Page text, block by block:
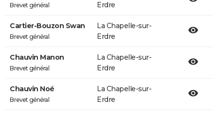
Brevet général
Erdre
Cartier-Bouzon Swan
Brevet général
La Chapelle-sur-
Erdre
Chauvin Manon
Brevet général
La Chapelle-sur-
Erdre
Chauvin Noé
Brevet général
La Chapelle-sur-
Erdre